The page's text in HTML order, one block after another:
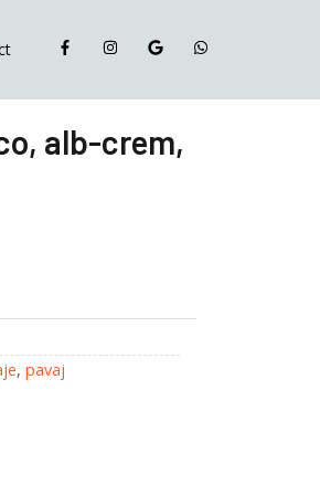
alb-crem,
, pavaj